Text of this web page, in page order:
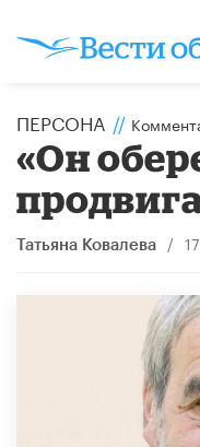
ПЕРСОНА //
«Он
Татьяна Ковалева /